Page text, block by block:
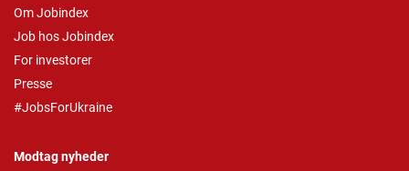
Om Jobindex
Job hos Jobindex
For investorer
Presse
#JobsForUkraine
Modtag nyheder